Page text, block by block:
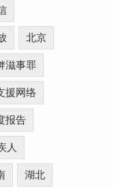
北京
滋事罪
援网络
报告
人
湖北